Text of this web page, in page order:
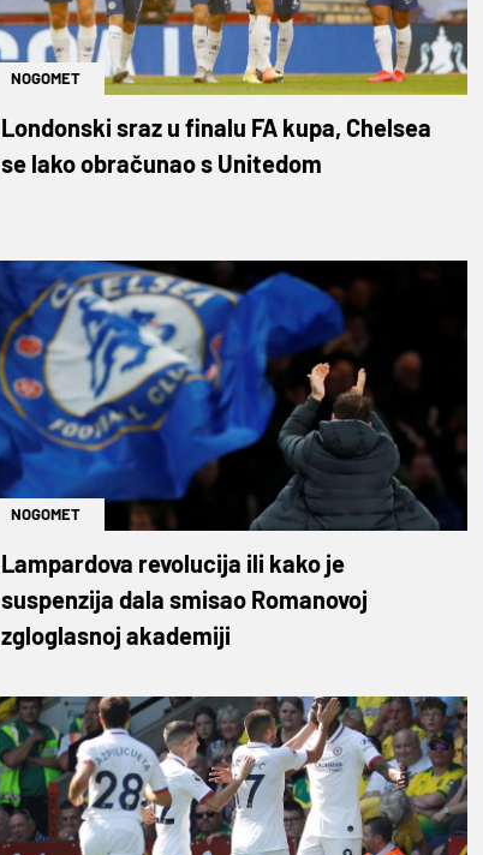
NOGOMET
Londonski sraz u finalu FA kupa, Chelsea
se lako obračunao s Unitedom
NOGOMET
Lampardova revolucija ili kako je
suspenzija dala smisao Romanovoj
zgloglasnoj akademiji